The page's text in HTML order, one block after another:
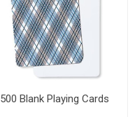
500 Blank Playing Cards